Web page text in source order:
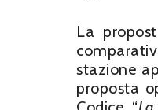
La
stazione
proposta